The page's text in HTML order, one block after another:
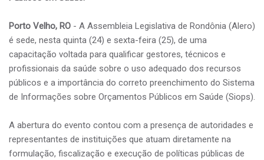
Porto Velho, RO - A Assembleia Legislativa de Rondônia (Alero)
é sede, nesta quinta (24) e sexta-feira (25), de uma
capacitação voltada para qualificar gestores, técnicos e
profissionais da saúde sobre o uso adequado dos recursos
públicos e a importância do correto preenchimento do Sistema
de Informações sobre Orçamentos Públicos em Saúde (Siops).
A abertura do evento contou com a presença de autoridades e
representantes de instituições que atuam diretamente na
formulação, fiscalização e execução de políticas públicas de